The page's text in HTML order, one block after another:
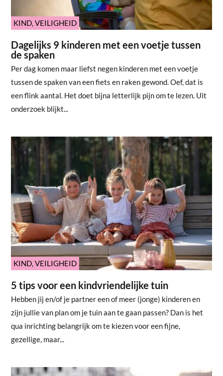
KIND,VEILIGHEID
Dagelijks 9 kinderen met een voetje tussen
de spaken
Per dag komen maar liefst negen kinderen met een voetje
tussen de spaken van een fiets en raken gewond. Oef, dat is
een flink aantal. Het doet bijna letterlijk pijn om te lezen. Uit
onderzoek blijkt...
KIND,VEILIGHEID
5 tips voor een kindvriendelijke tuin
Hebben jij en/of je partner een of meer (jonge) kinderen en
zijn jullie van plan om je tuin aan te gaan passen? Dan is het
qua inrichting belangrijk om te kiezen voor een fijne,
gezellige, maar...